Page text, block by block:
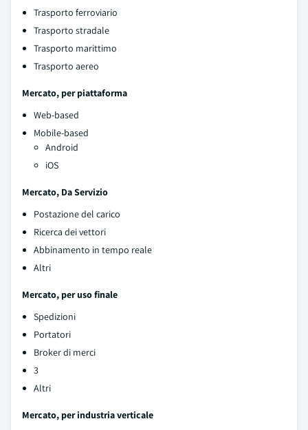
Trasporto ferroviario
Trasporto stradale
Trasporto marittimo
Trasporto aereo
Mercato, per piattaforma
Web-based
Mobile-based
Android
iOS
Mercato, Da Servizio
Postazione del carico
Ricerca dei vettori
Abbinamento in tempo reale
Altri
Mercato, per uso finale
Spedizioni
Portatori
Broker di merci
3
Altri
Mercato, per industria verticale